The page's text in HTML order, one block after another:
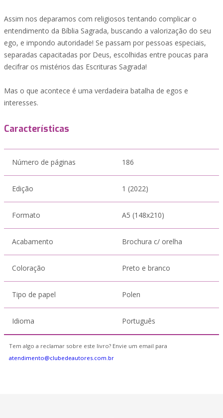
Assim nos deparamos com religiosos tentando complicar o
entendimento da Bíblia Sagrada, buscando a valorização do seu
ego, e impondo autoridade! Se passam por pessoas especiais,
separadas capacitadas por Deus, escolhidas entre poucas para
decifrar os mistérios das Escrituras Sagrada!
Mas o que acontece é uma verdadeira batalha de egos e
interesses.
Características
Número de páginas 186
Edição 1 (2022)
Formato A5 (148x210)
Acabamento Brochura c/ orelha
Coloração Preto e branco
Tipo de papel Polen
Idioma Português
Tem algo a reclamar sobre este livro? Envie um email para
atendimento@clubedeautores.com.br